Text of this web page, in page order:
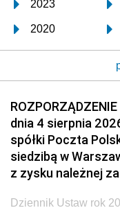
2023
2020
2017
2014
2011
2008
2005
2002
1999
dnia 4 sierpnia
spółki Poczta
siedzibą w
z zysku należnej
Dziennik Ustaw rok